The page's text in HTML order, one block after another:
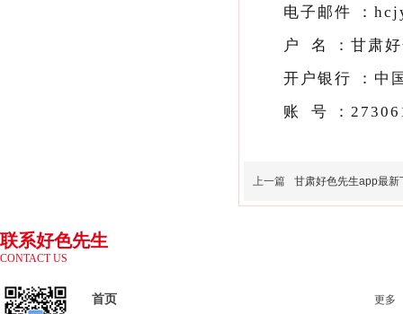
电子邮件：
户 名：甘
开户银行：
账 号：
上一篇 甘肃好色先生app最新下载
首页 更多
联系好色先生
app最新下载
入口
CONTACT US